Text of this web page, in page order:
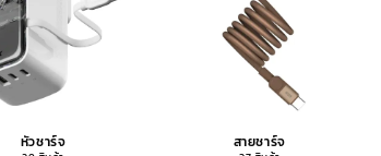
หัวชาร์จ สายชาร์จ